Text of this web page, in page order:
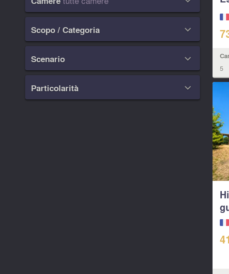
Scopo / Categoria 
Scenario 
Particolarità 
5